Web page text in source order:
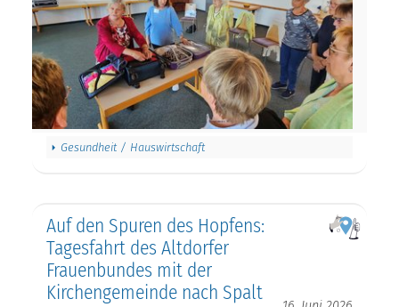
Gesundheit / Hauswirtschaft
Auf den Spuren des Hopfens:
Tagesfahrt des Altdorfer
Frauenbundes mit der
Kirchengemeinde nach Spalt